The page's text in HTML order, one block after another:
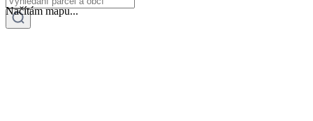
Načítám mapu...